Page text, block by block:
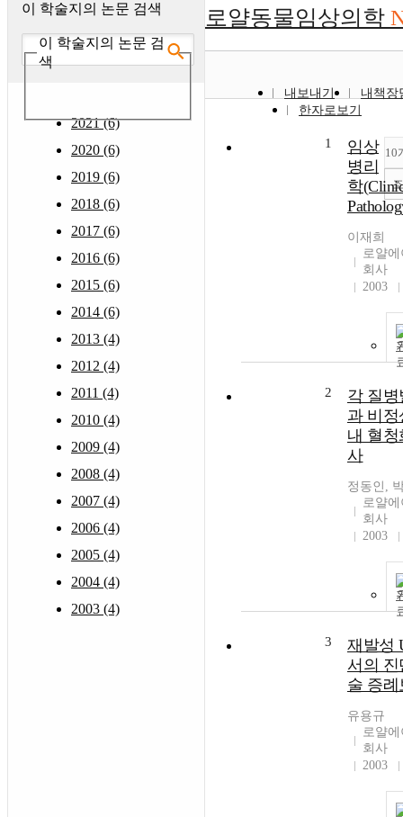
이 학술지의 논문 검색
이 학술지의 논문 검
색
2021 (6)
2020 (6)
2019 (6)
2018 (6)
2017 (6)
2016 (6)
2015 (6)
2014 (6)
2013 (4)
2012 (4)
2011 (4)
2010 (4)
2009 (4)
2008 (4)
2007 (4)
2006 (4)
2005 (4)
2004 (4)
2003 (4)
로얄동물임상의학
내보내기
내책장
한자로보기
10
1
임상
병리
학
이재희
로얄
회사
2003
2
각 질
과 비
내 혈
사
정동인,
로얄
회사
2003
3
재발성
서의 진
술 증례
유용규
로얄
회사
2003